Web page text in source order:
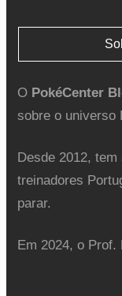
O PokéCenter
sobre o universo
Desde 2012,
treinadores
parar.
Em 2024, o Prof.